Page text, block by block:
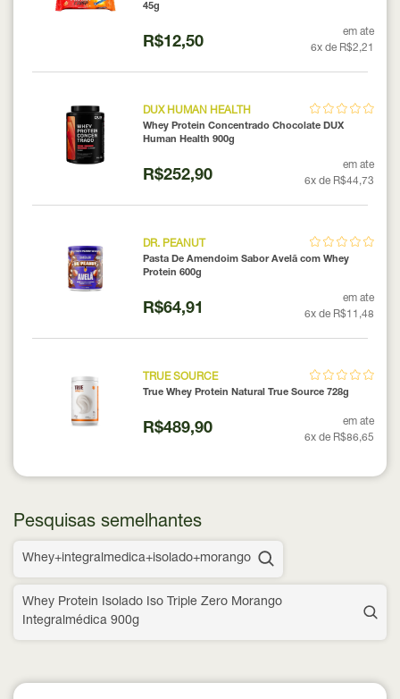
45g
R$12,50
em ate
6x de R$2,21
DUX HUMAN HEALTH
Whey Protein Concentrado Chocolate DUX
Human Health 900g
R$252,90
em ate
6x de R$44,73
DR. PEANUT
Pasta De Amendoim Sabor Avelã com Whey
Protein 600g
R$64,91
em ate
6x de R$11,48
TRUE SOURCE
True Whey Protein Natural True Source 728g
R$489,90
em ate
6x de R$86,65
Pesquisas semelhantes
Whey+integralmedica+isolado+morango
Whey Protein Isolado Iso Triple Zero Morango
Integralmédica 900g